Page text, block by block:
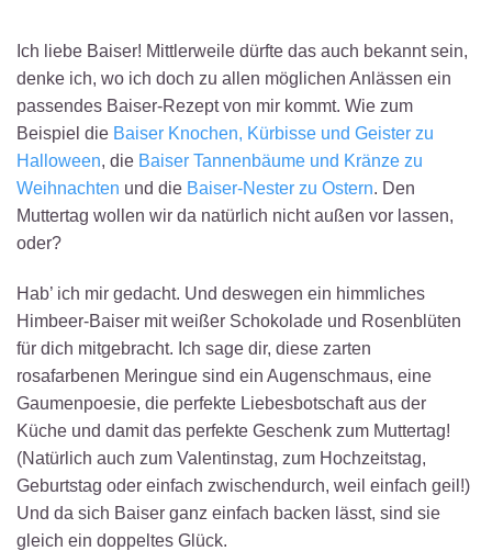
Ich liebe Baiser! Mittlerweile dürfte das auch bekannt sein,
denke ich, wo ich doch zu allen möglichen Anlässen ein
passendes Baiser-Rezept von mir kommt. Wie zum
Beispiel die Baiser Knochen, Kürbisse und Geister zu
Halloween, die Baiser Tannenbäume und Kränze zu
Weihnachten und die Baiser-Nester zu Ostern. Den
Muttertag wollen wir da natürlich nicht außen vor lassen,
oder?
Hab’ ich mir gedacht. Und deswegen ein himmliches
Himbeer-Baiser mit weißer Schokolade und Rosenblüten
für dich mitgebracht. Ich sage dir, diese zarten
rosafarbenen Meringue sind ein Augenschmaus, eine
Gaumenpoesie, die perfekte Liebesbotschaft aus der
Küche und damit das perfekte Geschenk zum Muttertag!
(Natürlich auch zum Valentinstag, zum Hochzeitstag,
Geburtstag oder einfach zwischendurch, weil einfach geil!)
Und da sich Baiser ganz einfach backen lässt, sind sie
gleich ein doppeltes Glück.